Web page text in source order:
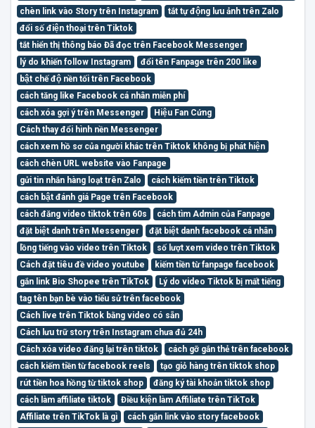
chèn link vào Story trên Instagram
tắt tự động lưu ảnh trên Zalo
đổi số điện thoại trên Tiktok
tắt hiển thị thông báo Đã đọc trên Facebook Messenger
lý do khiến follow Instagram
đổi tên Fanpage trên 200 like
bật chế độ nền tối trên Facebook
cách tăng like Facebook cá nhân miễn phí
cách xóa gợi ý trên Messenger
Hiệu Fan Cứng
Cách thay đổi hình nền Messenger
cách xem hồ sơ của người khác trên Tiktok không bị phát hiện
cách chèn URL website vào Fanpage
gửi tin nhắn hàng loạt trên Zalo
cách kiếm tiền trên Tiktok
cách bật đánh giá Page trên Facebook
cách đăng video tiktok trên 60s
cách tìm Admin của Fanpage
đặt biệt danh trên Messenger
đặt biệt danh facebook cá nhân
lồng tiếng vào video trên Tiktok
số lượt xem video trên Tiktok
Cách đặt tiêu đề video youtube
kiếm tiền từ fanpage facebook
gắn link Bio Shopee trên TikTok
Lý do video Tiktok bị mất tiếng
tag tên bạn bè vào tiểu sử trên facebook
Cách live trên Tiktok bằng video có sẵn
Cách lưu trữ story trên Instagram chưa đủ 24h
Cách xóa video đăng lại trên tiktok
cách gỡ gắn thẻ trên facebook
cách kiếm tiền từ facebook reels
tạo giỏ hàng trên tiktok shop
rút tiền hoa hồng từ tiktok shop
đăng ký tài khoản tiktok shop
cách làm affiliate tiktok
Điều kiện làm Affiliate trên TikTok
Affiliate trên TikTok là gì
cách gắn link vào story facebook